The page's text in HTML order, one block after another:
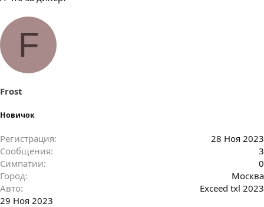
F
Frost
Новичок
Регистрация
28 Ноя 2023
Сообщения
3
Симпатии
0
Город
Москва
Авто
Exceed txl 2023
29 Ноя 2023